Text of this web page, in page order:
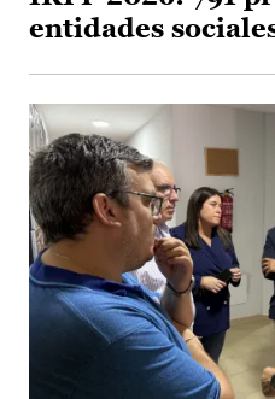
entidades